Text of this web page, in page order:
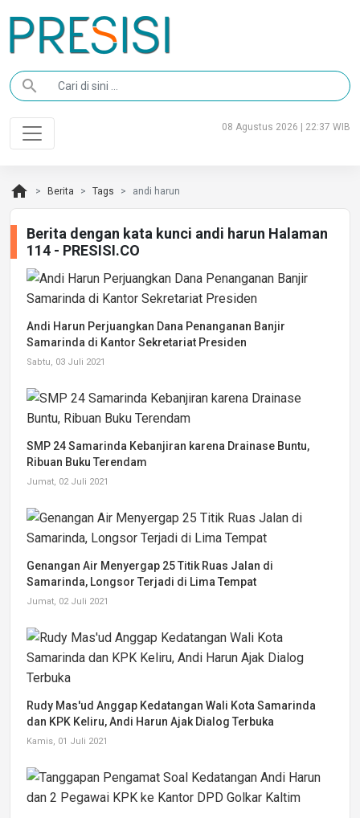
search
08 Agustus 2026 | 22:37 WIB
home Berita Tags andi harun
Berita dengan kata kunci andi harun Halaman
114 - PRESISI.CO
Andi Harun Perjuangkan Dana Penanganan Banjir
Samarinda di Kantor Sekretariat Presiden
Sabtu, 03 Juli 2021
SMP 24 Samarinda Kebanjiran karena Drainase Buntu,
Ribuan Buku Terendam
Jumat, 02 Juli 2021
Genangan Air Menyergap 25 Titik Ruas Jalan di
Samarinda, Longsor Terjadi di Lima Tempat
Jumat, 02 Juli 2021
Rudy Mas'ud Anggap Kedatangan Wali Kota Samarinda
dan KPK Keliru, Andi Harun Ajak Dialog Terbuka
Kamis, 01 Juli 2021